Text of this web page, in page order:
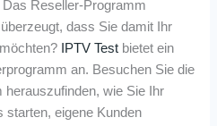
Reseller-Programm
dass Sie damit Ihr
IPTV Test bietet ein
an. Besuchen Sie die
herauszufinden, wie Sie Ihr
starten, eigene Kunden